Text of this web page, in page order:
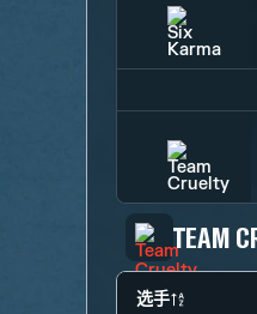
TEAM
选手